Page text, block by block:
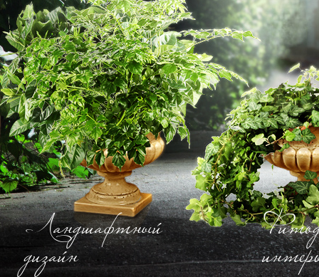
Ландшафтный
дизайн